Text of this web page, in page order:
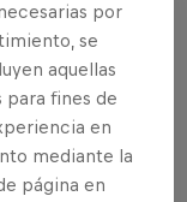
por
se
aquellas
fines de
en
mediante la
página en